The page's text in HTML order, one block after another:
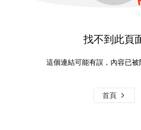
找不到此頁
這個連結可能有誤，內容已被
首頁